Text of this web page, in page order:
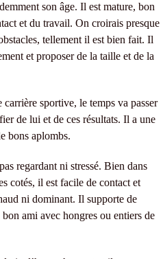
son âge. Il est mature, bon
et du travail. On croirais presque
tellement il est bien fait. Il
et proposer de la taille et de la
sportive, le temps va passer
de lui et de ces résultats. Il a une
bons aplombs.
regardant ni stressé. Bien dans
cotés, il est facile de contact et
ni dominant. Il supporte de
ami avec hongres ou entiers de